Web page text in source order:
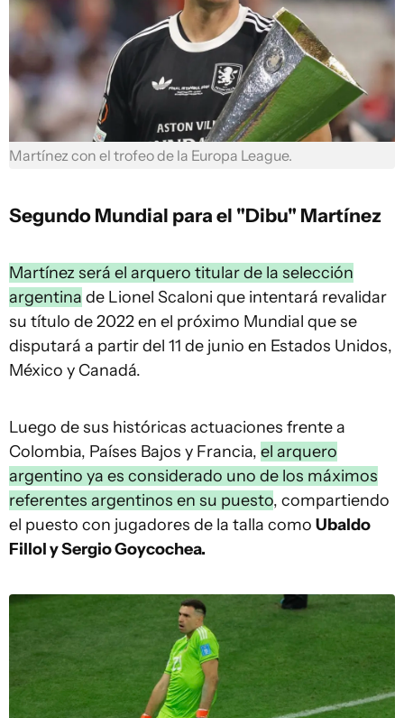
Martínez con el trofeo de la Europa League.
Segundo Mundial para el "Dibu" Martínez
Martínez será el arquero titular de la selección
argentina de Lionel Scaloni que intentará revalidar
su título de 2022 en el próximo Mundial que se
disputará a partir del 11 de junio en Estados Unidos,
México y Canadá.
Luego de sus históricas actuaciones frente a
Colombia, Países Bajos y Francia, el arquero
argentino ya es considerado uno de los máximos
referentes argentinos en su puesto, compartiendo
el puesto con jugadores de la talla como Ubaldo
Fillol y Sergio Goycochea.